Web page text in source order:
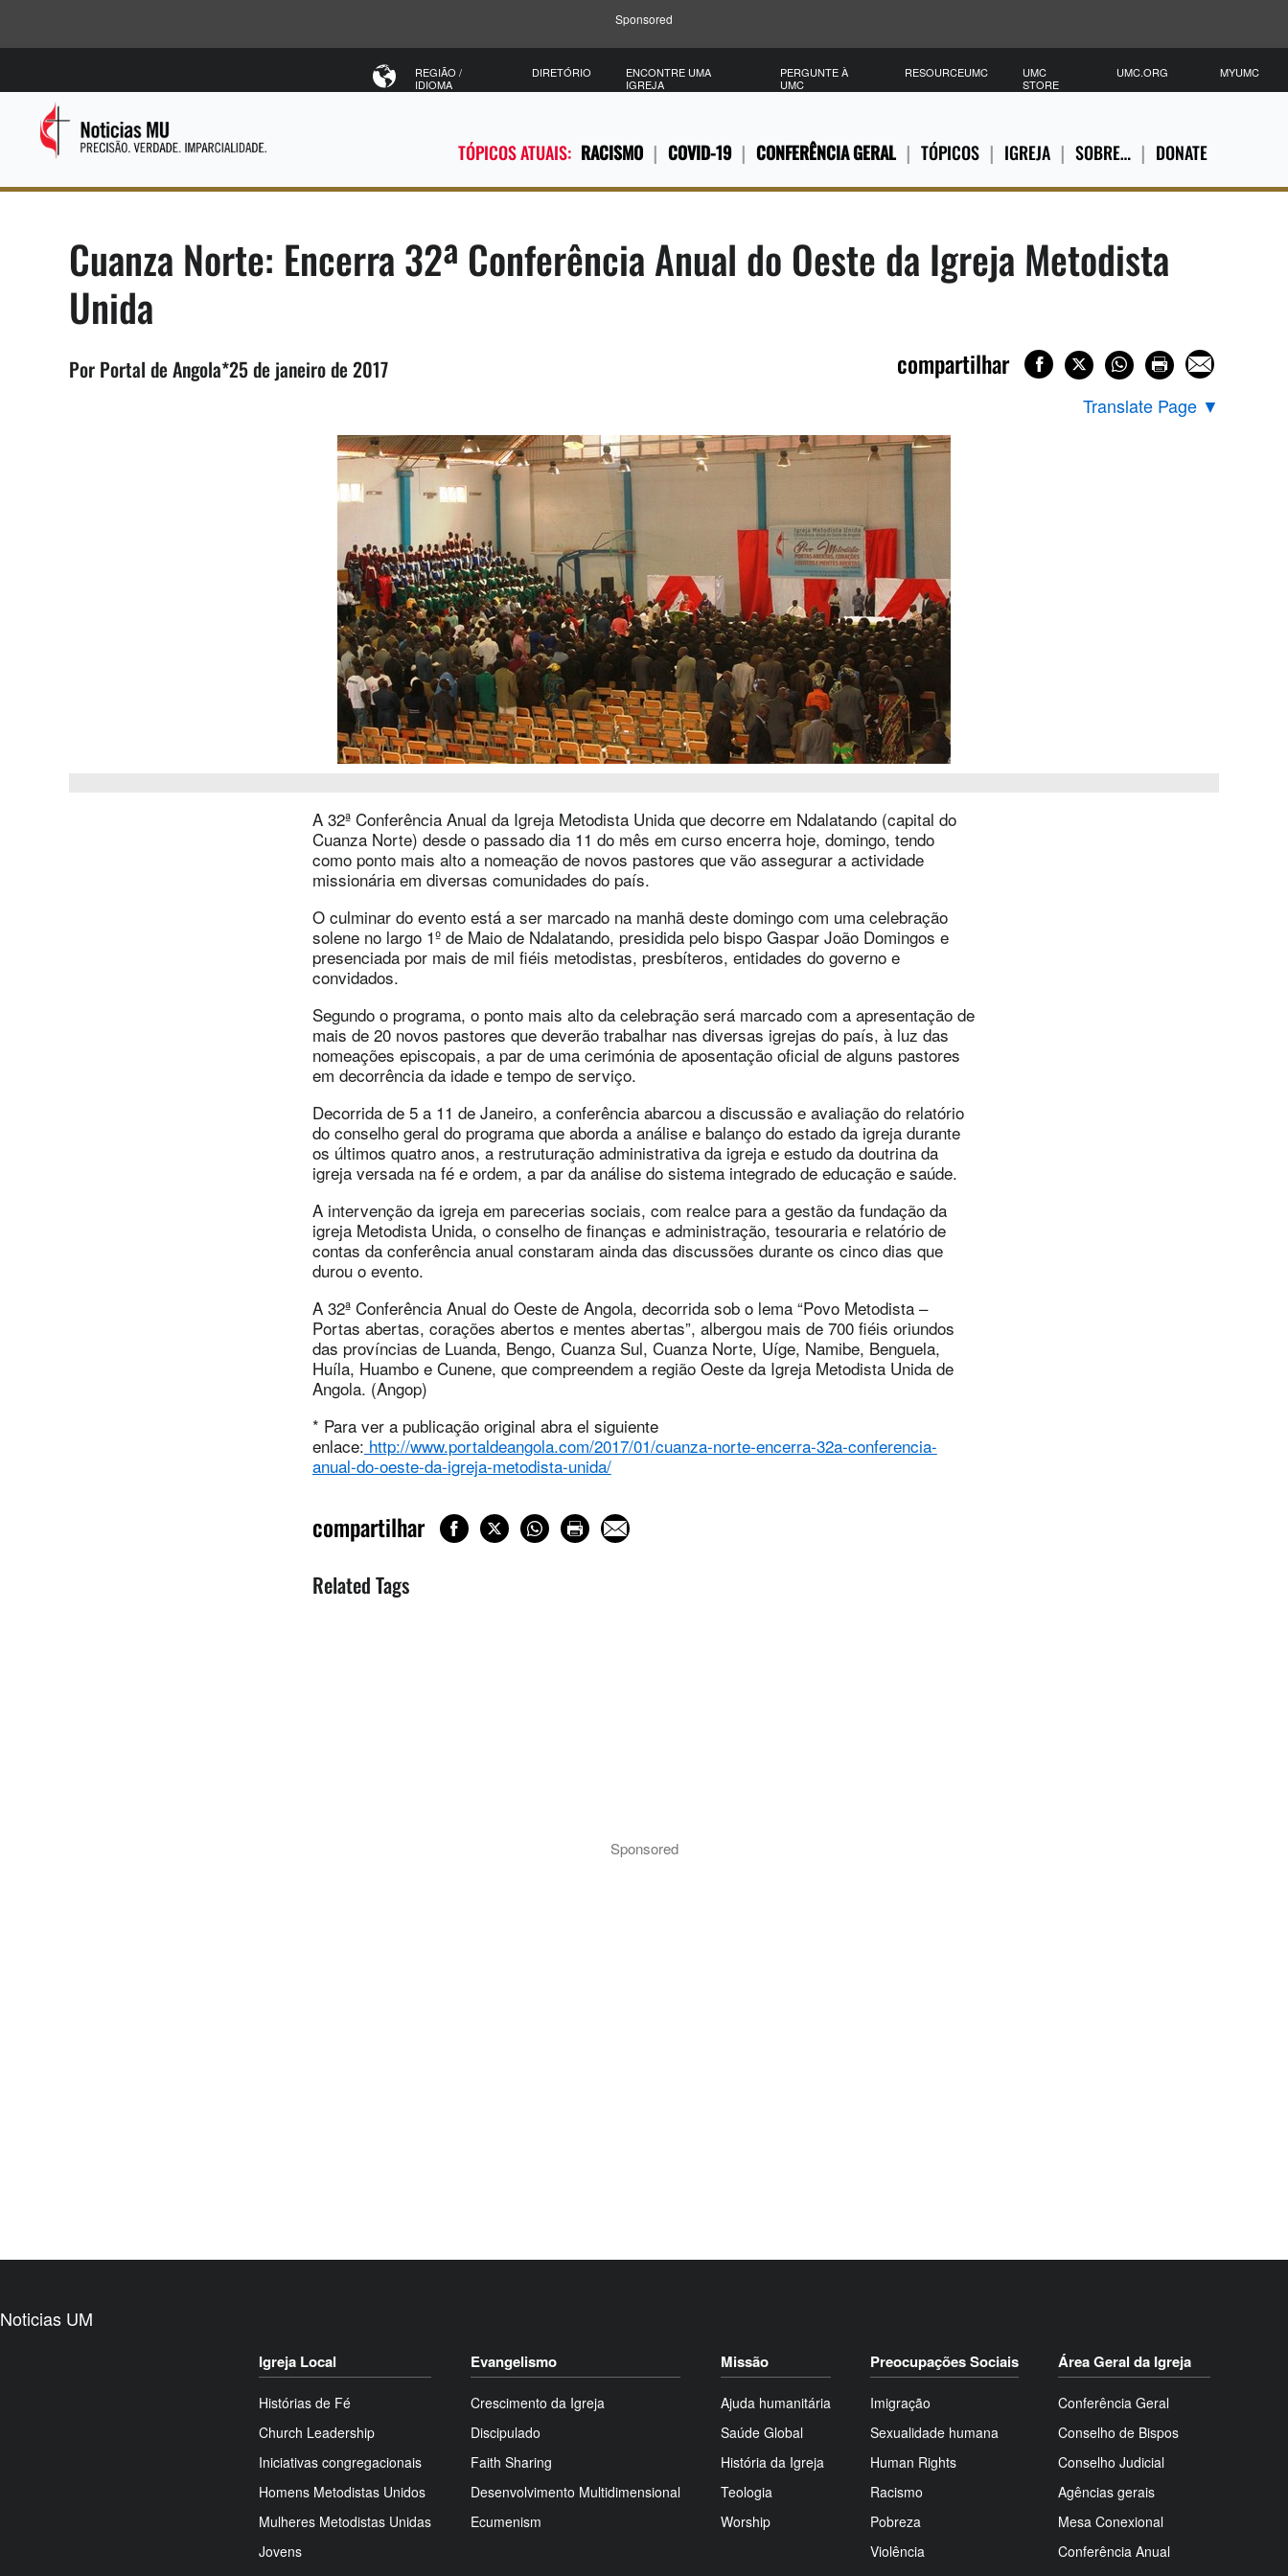
Sponsored
TÓPICOS ATUAIS: RACISMO COVID-19 CONFERÊNCIA GERAL TÓPICOS IGREJA SOBRE… DONATE
REGIÃO /
IDIOMA
DIRETÓRIO
ENCONTRE UMA
IGREJA
PERGUNTE À
UMC
RESOURCEUMC
UMC
STORE
UMC.ORG MYUMC
Cuanza Norte: Encerra 32ª Conferência Anual do Oeste da Igreja Metodista
Unida
Por Portal de Angola*25 de janeiro de 2017 compartilhar
Translate Page ▼
A 32ª Conferência Anual da Igreja Metodista Unida que decorre em Ndalatando (capital do
Cuanza Norte) desde o passado dia 11 do mês em curso encerra hoje, domingo, tendo
como ponto mais alto a nomeação de novos pastores que vão assegurar a actividade
missionária em diversas comunidades do país.
O culminar do evento está a ser marcado na manhã deste domingo com uma celebração
solene no largo 1º de Maio de Ndalatando, presidida pelo bispo Gaspar João Domingos e
presenciada por mais de mil fiéis metodistas, presbíteros, entidades do governo e
convidados.
Segundo o programa, o ponto mais alto da celebração será marcado com a apresentação de
mais de 20 novos pastores que deverão trabalhar nas diversas igrejas do país, à luz das
nomeações episcopais, a par de uma cerimónia de aposentação oficial de alguns pastores
em decorrência da idade e tempo de serviço.
Decorrida de 5 a 11 de Janeiro, a conferência abarcou a discussão e avaliação do relatório
do conselho geral do programa que aborda a análise e balanço do estado da igreja durante
os últimos quatro anos, a restruturação administrativa da igreja e estudo da doutrina da
igreja versada na fé e ordem, a par da análise do sistema integrado de educação e saúde.
A intervenção da igreja em parecerias sociais, com realce para a gestão da fundação da
igreja Metodista Unida, o conselho de finanças e administração, tesouraria e relatório de
contas da conferência anual constaram ainda das discussões durante os cinco dias que
durou o evento.
A 32ª Conferência Anual do Oeste de Angola, decorrida sob o lema “Povo Metodista –
Portas abertas, corações abertos e mentes abertas”, albergou mais de 700 fiéis oriundos
das províncias de Luanda, Bengo, Cuanza Sul, Cuanza Norte, Uíge, Namibe, Benguela,
Huíla, Huambo e Cunene, que compreendem a região Oeste da Igreja Metodista Unida de
Angola. (Angop)
* Para ver a publicação original abra el siguiente
enlace: http://www.portaldeangola.com/2017/01/cuanza-norte-encerra-32a-conferencia-
anual-do-oeste-da-igreja-metodista-unida/
compartilhar
Related Tags
Sponsored
Noticias UM
Igreja Local
Histórias de Fé
Church Leadership
Iniciativas congregacionais
Homens Metodistas Unidos
Mulheres Metodistas Unidas
Jovens
Evangelismo
Crescimento da Igreja
Discipulado
Faith Sharing
Desenvolvimento Multidimensional
Ecumenism
Missão
Ajuda humanitária
Saúde Global
História da Igreja
Teologia
Worship
Preocupações Sociais
Imigração
Sexualidade humana
Human Rights
Racismo
Pobreza
Violência
Área Geral da Igreja
Conferência Geral
Conselho de Bispos
Conselho Judicial
Agências gerais
Mesa Conexional
Conferência Anual